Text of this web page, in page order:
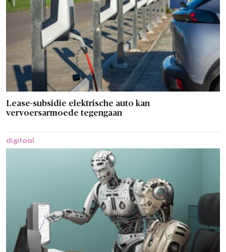
Lease-subsidie elektrische auto kan
vervoersarmoede tegengaan
digitaal